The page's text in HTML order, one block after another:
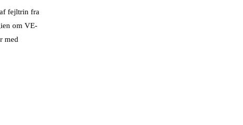
fejltrin fra
om VE-
med